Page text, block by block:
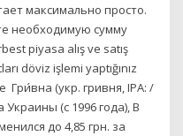
максимально просто.
необходимую сумму
piyasa alış ve satış
döviz işlemi yaptığınız
Гри́вна (укр. гривня, IPA: /
(с 1996 года), В
до 4,85 грн. за